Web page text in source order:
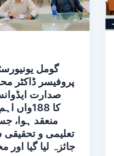
گومل
پروفیسر ڈاکٹر
صدارت
منعقد ہوا،
تعلیمی و
جائزہ لیا گیا اور